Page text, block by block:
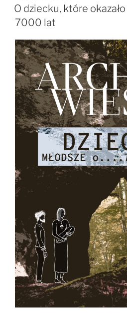
sporo
namieszały”
W
O dziecku, które
7000 lat